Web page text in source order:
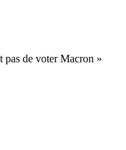
pas de voter Macron »